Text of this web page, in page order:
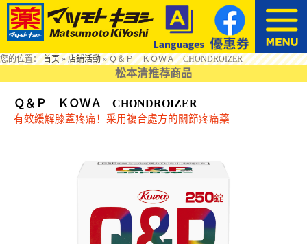
您的位置：首页»店鋪活動»Ｑ＆Ｐ ＫＯＷＡ CHONDROIZER
松本清推荐商品
Ｑ＆Ｐ ＫＯＷＡ CHONDROIZER
有效緩解膝蓋疼痛！采用複合處方的關節疼痛藥